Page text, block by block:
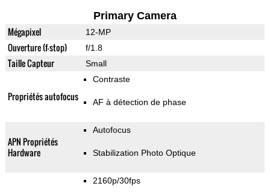
Primary Camera
Mégapixel 12-MP
Ouverture (f-stop) f/1.8
Taille Capteur Small
Propriétés autofocus
Contraste
AF à détection de phase
APN Propriétés
Hardware
Autofocus
Stabilization Photo Optique
2160p/30fps